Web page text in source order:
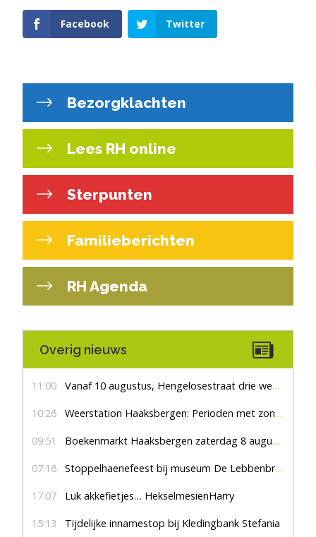
Facebook Twitter
Bezorgklachten
Lees RH online
Sterpunten
Familieberichten
RH Agenda
Overig nieuws
11:00 Vanaf 10 augustus, Hengelosestraat drie weken dicht voor doorgaand verkeer
10:26 Weerstation Haaksbergen: Perioden met zon en droog
09:51 Boekenmarkt Haaksbergen zaterdag 8 augustus, marktplein Haaksbergen
07:16 Stoppelhaenefeest bij museum De Lebbenbrugge
17:07 Luk akkefietjes… HekselmesienHarry
15:13 Tijdelijke innamestop bij Kledingbank Stefania